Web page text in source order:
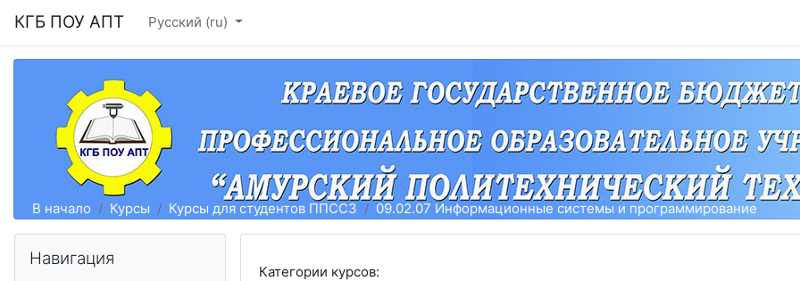
КГБ ПОУ АПТ Русский ‎(ru)‎
В начало Курсы Курсы для студентов ППССЗ 09.02.07 Информационные системы и программирование
Категории курсов:
Навигация